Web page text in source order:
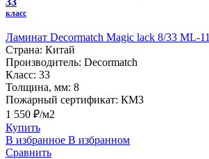
класс
Ламинат Decormatch Magic lack 8/33 ML-11
Страна: Китай
Производитель: Decormatch
Класс: 33
Толщина, мм: 8
Пожарный сертификат: КМ3
1 550 ₽/м2
Купить
В избранное В избранном
Сравнить